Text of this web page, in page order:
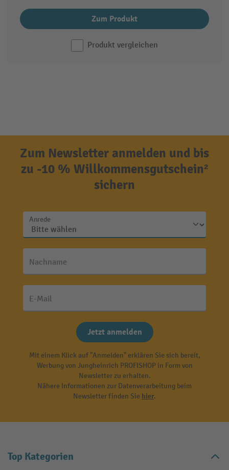
Zum Produkt
Produkt vergleichen
Zum Newsletter anmelden und bis
zu -10 % Willkommensgutschein²
sichern
Anrede
Nachname
E-Mail
Jetzt anmelden
Mit einem Klick auf "Anmelden" erklären Sie sich bereit,
Werbung von Jungheinrich PROFISHOP in Form von
Newsletter zu erhalten.
Nähere Informationen zur Datenverarbeitung beim
Newsletter finden Sie hier.
Top Kategorien